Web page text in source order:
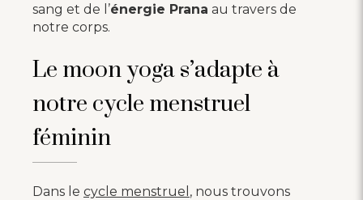
sang et de l’énergie Prana au travers de
notre corps.
Le moon yoga s’adapte à
notre cycle menstruel
féminin
Dans le cycle menstruel , nous trouvons